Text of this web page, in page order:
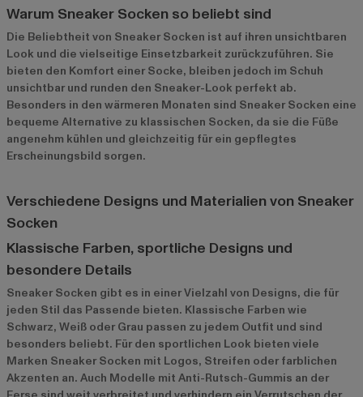
Warum Sneaker Socken so beliebt sind
Die Beliebtheit von Sneaker Socken ist auf ihren unsichtbaren
Look und die vielseitige Einsetzbarkeit zurückzuführen. Sie
bieten den Komfort einer Socke, bleiben jedoch im Schuh
unsichtbar und runden den Sneaker-Look perfekt ab.
Besonders in den wärmeren Monaten sind Sneaker Socken eine
bequeme Alternative zu klassischen Socken, da sie die Füße
angenehm kühlen und gleichzeitig für ein gepflegtes
Erscheinungsbild sorgen.
Verschiedene Designs und Materialien von Sneaker
Socken
Klassische Farben, sportliche Designs und
besondere Details
Sneaker Socken gibt es in einer Vielzahl von Designs, die für
jeden Stil das Passende bieten. Klassische Farben wie
Schwarz, Weiß oder Grau passen zu jedem Outfit und sind
besonders beliebt. Für den sportlichen Look bieten viele
Marken Sneaker Socken mit Logos, Streifen oder farblichen
Akzenten an. Auch Modelle mit Anti-Rutsch-Gummis an der